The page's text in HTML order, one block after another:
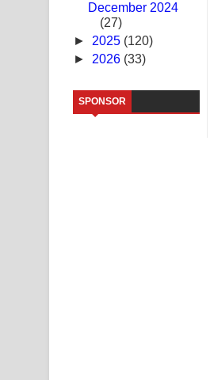
Raawaya Song
Saddeta Denna
Aramuna Song
Sandata Duka
Dannawada
December 2024
(27)
► 2025 (120)
► 2026 (33)
SPONSOR